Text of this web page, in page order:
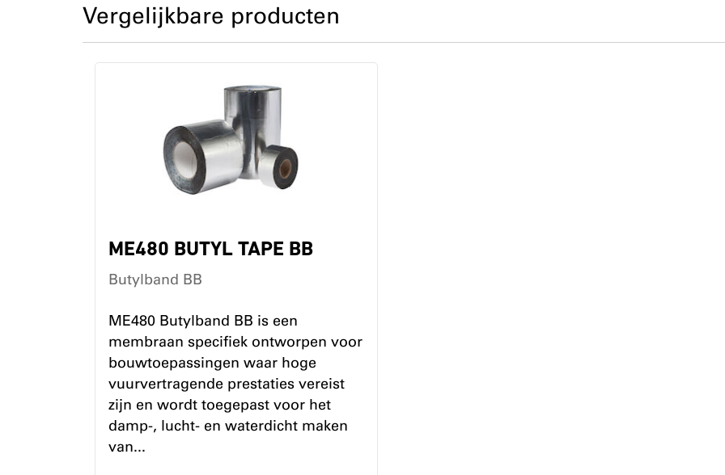
Vergelijkbare producten
ME480 BUTYL TAPE BB
Butylband BB
ME480 Butylband BB is een
membraan specifiek ontworpen voor
bouwtoepassingen waar hoge
vuurvertragende prestaties vereist
zijn en wordt toegepast voor het
damp-, lucht- en waterdicht maken
van...